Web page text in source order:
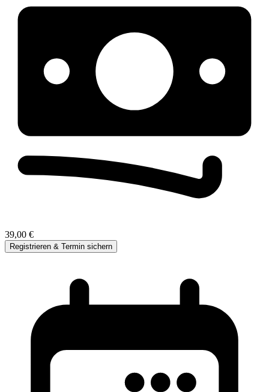
39,00 €
Registrieren & Termin sichern